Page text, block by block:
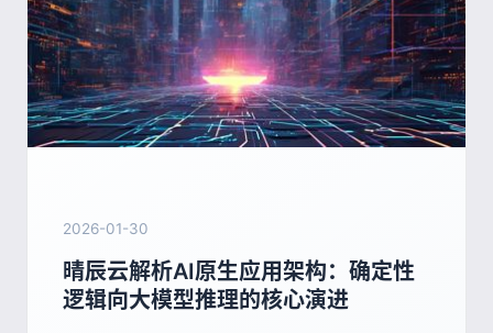
2026-01-30
晴辰云解析AI原生应用架构：确定性
逻辑向大模型推理的核心演进